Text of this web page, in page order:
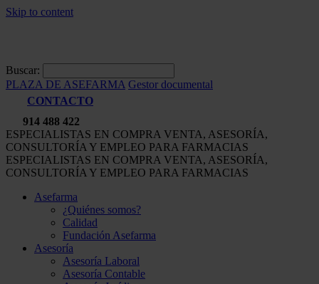
Skip to content
Buscar:
PLAZA DE ASEFARMA Gestor documental
CONTACTO
914 488 422
ESPECIALISTAS EN COMPRA VENTA, ASESORÍA,
CONSULTORÍA Y EMPLEO PARA FARMACIAS
ESPECIALISTAS EN COMPRA VENTA, ASESORÍA,
CONSULTORÍA Y EMPLEO PARA FARMACIAS
Asefarma
¿Quiénes somos?
Calidad
Fundación Asefarma
Asesoría
Asesoría Laboral
Asesoría Contable